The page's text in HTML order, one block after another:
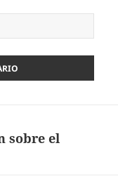
sobre el